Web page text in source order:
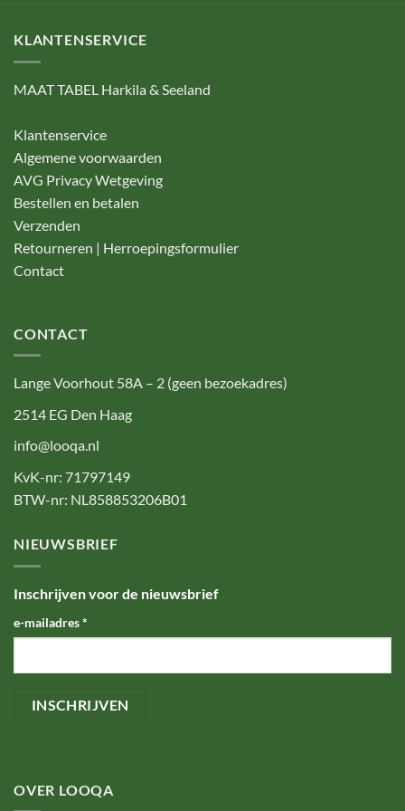
KLANTENSERVICE
MAAT TABEL Harkila & Seeland
Klantenservice
Algemene voorwaarden
AVG Privacy Wetgeving
Bestellen en betalen
Verzenden
Retourneren | Herroepingsformulier
Contact
CONTACT
Lange Voorhout 58A – 2 (geen bezoekadres)
2514 EG Den Haag
info@looqa.nl
KvK-nr: 71797149
BTW-nr: NL858853206B01
NIEUWSBRIEF
Inschrijven voor de nieuwsbrief
e-mailadres*
OVER LOOQA